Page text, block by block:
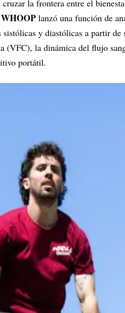
cruzar la frontera entre el
WHOOP lanzó una función de
y diastólicas a partir de
(VFC), la dinámica del flujo
portátil.